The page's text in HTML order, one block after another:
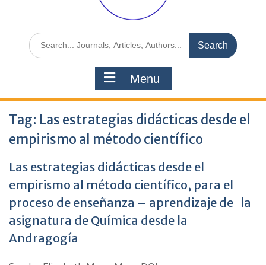
Menu
Tag: Las estrategias didácticas desde el
empirismo al método científico
Las estrategias didácticas desde el
empirismo al método científico, para el
proceso de enseñanza – aprendizaje de la
asignatura de Química desde la
Andragogía